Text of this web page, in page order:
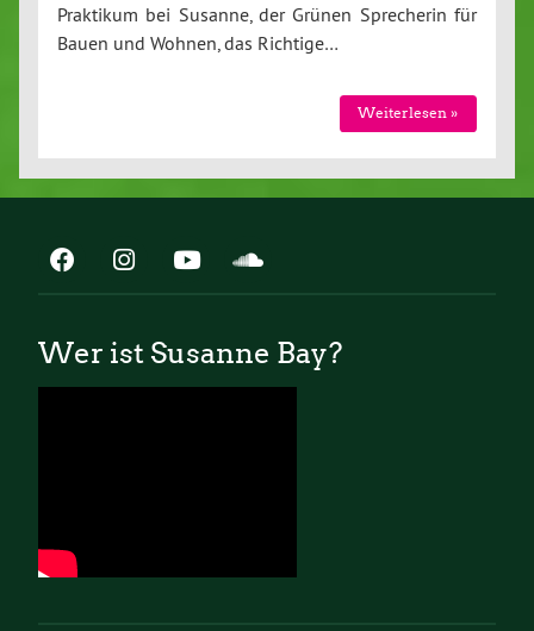
Praktikum bei Susanne, der Grünen Sprecherin für
Bauen und Wohnen, das Richtige…
Weiterlesen »
Wer ist Susanne Bay?